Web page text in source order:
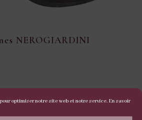
optimiser notre site web et notre service. En savoir
NEROGIARDINI